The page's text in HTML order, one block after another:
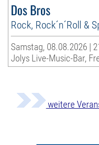
Dos Bros
Rock, Rock´n´Roll &
Samstag, 08.08.2026 |
Jolys Live-Music-Bar,
weitere